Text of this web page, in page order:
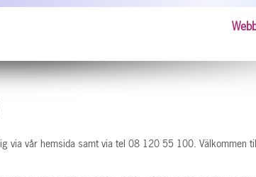
via vår hemsida samt via tel 08 120 55 100. Välkommen